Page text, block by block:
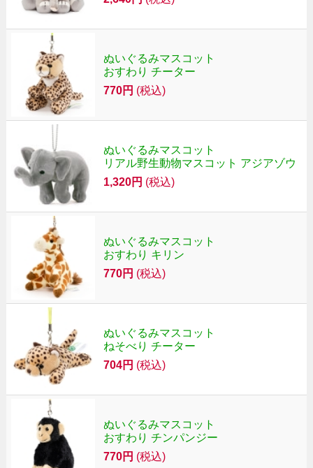
ぬいぐるみマスコット
おすわり チーター
770円 (税込)
ぬいぐるみマスコット
リアル野生動物マスコット アジアゾウ
1,320円 (税込)
ぬいぐるみマスコット
おすわり キリン
770円 (税込)
ぬいぐるみマスコット
ねそべり チーター
704円 (税込)
ぬいぐるみマスコット
おすわり チンパンジー
770円 (税込)